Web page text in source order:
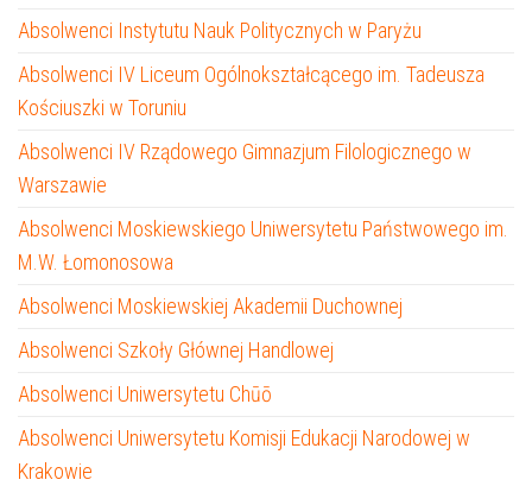
Absolwenci Instytutu Nauk Politycznych w Paryżu
Absolwenci IV Liceum Ogólnokształcącego im. Tadeusza
Kościuszki w Toruniu
Absolwenci IV Rządowego Gimnazjum Filologicznego w
Warszawie
Absolwenci Moskiewskiego Uniwersytetu Państwowego im.
M.W. Łomonosowa
Absolwenci Moskiewskiej Akademii Duchownej
Absolwenci Szkoły Głównej Handlowej
Absolwenci Uniwersytetu Chūō
Absolwenci Uniwersytetu Komisji Edukacji Narodowej w
Krakowie